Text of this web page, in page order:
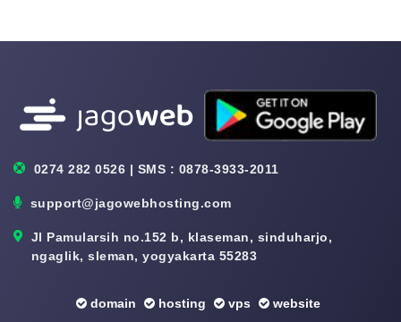
0274 282 0526 | SMS : 0878-3933-2011
support@jagowebhosting.com
Jl Pamularsih no.152 b, klaseman, sinduharjo,
ngaglik, sleman, yogyakarta 55283
domain hosting vps website